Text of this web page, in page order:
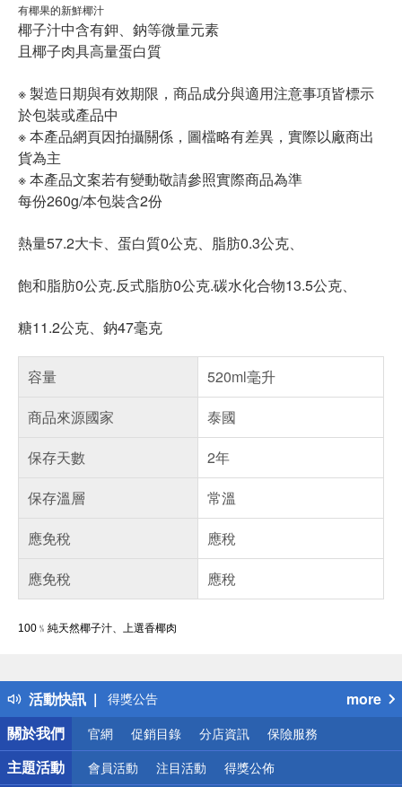
有椰果的新鮮椰汁
椰子汁中含有鉀、鈉等微量元素
且椰子肉具高量蛋白質
※ 製造日期與有效期限，商品成分與適用注意事項皆標示
於包裝或產品中
※ 本產品網頁因拍攝關係，圖檔略有差異，實際以廠商出
貨為主
※ 本產品文案若有變動敬請參照實際商品為準
每份260g/本包裝含2份
熱量57.2大卡、蛋白質0公克、脂肪0.3公克、
飽和脂肪0公克.反式脂肪0公克.碳水化合物13.5公克、
糖11.2公克、鈉47毫克
容量
520ml毫升
商品來源國家
泰國
保存天數
2年
保存溫層
常溫
應免稅
應稅
應免稅
應稅
100﹪純天然椰子汁、上選香椰肉
活動快訊
詐騙網頁！請小心！
得獎公告
熱門話題
銀行優惠
偏遠地區配送
詐騙網頁！請小心！
more
關於我們
官網 促銷目錄 分店資訊 保險服務
主題活動 會員活動 注目活動 得獎公佈